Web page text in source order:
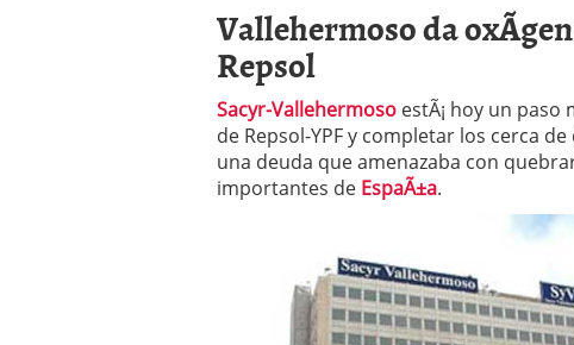
cambiando
del
ahorro
en
España
05/08/2026
Seguros de convenio en
descubren cuando ya es
ReseÃ±a de SIFX: Lo Que
Operar 29/06/2026
Crear empresa online vs
29/05/2026
Vallehermoso da
Repsol
Sacyr-Vallehermoso estÃ¡ hoy un
de Repsol-YPF y completar los cerca
una deuda que amenazaba con
importantes de EspaÃ±a.